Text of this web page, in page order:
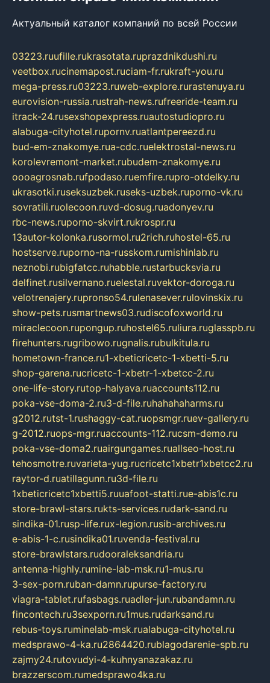
Актуальный каталог компаний по всей России
03223.ruufille.rukrasotata.ruprazdnikdushi.ru
veetbox.rucinemapost.ruciam-fr.rukraft-you.ru
mega-press.ru03223.ruweb-explore.rurastenuya.ru
eurovision-russia.rustrah-news.rufreeride-team.ru
itrack-24.rusexshopexpress.ruautostudiopro.ru
alabuga-cityhotel.rupornv.ruatlantpereezd.ru
bud-em-znakomye.rua-cdc.ruelektrostal-news.ru
korolevremont-market.rubudem-znakomye.ru
oooagrosnab.rufpodaso.ruemfire.rupro-otdelky.ru
ukrasotki.ruseksuzbek.ruseks-uzbek.ruporno-vk.ru
sovratili.ruolecoon.ruvd-dosug.ruadonyev.ru
rbc-news.ruporno-skvirt.rukrospr.ru
13autor-kolonka.rusormol.ru2rich.ruhostel-65.ru
hostserve.ruporno-na-russkom.rumishinlab.ru
neznobi.rubigfatcc.ruhabble.rustarbucksvia.ru
delfinet.rusilvernano.ruelestal.ruvektor-doroga.ru
velotrenajery.rupronso54.rulenasever.rulovinskix.ru
show-pets.rusmartnews03.rudiscofoxworld.ru
miraclecoon.rupongup.ruhostel65.ruliura.ruglasspb.ru
firehunters.rugribowo.rugnalis.rubulkitula.ru
hometown-france.ru1-xbeticricetc-1-xbetti-5.ru
shop-garena.rucricetc-1-xbetr-1-xbetcc-2.ru
one-life-story.rutop-halyava.ruaccounts112.ru
poka-vse-doma-2.ru3-d-file.ruhahahaharms.ru
g2012.rutst-1.rushaggy-cat.ruopsmgr.ruev-gallery.ru
g-2012.ruops-mgr.ruaccounts-112.rucsm-demo.ru
poka-vse-doma2.ruairgungames.ruallseo-host.ru
tehosmotre.ruvarieta-yug.rucricetc1xbetr1xbetcc2.ru
raytor-d.ruatillagunn.ru3d-file.ru
1xbeticricetc1xbetti5.ruuafoot-statti.rue-abis1c.ru
store-brawl-stars.rukts-services.rudark-sand.ru
sindika-01.rusp-life.rux-legion.rusib-archives.ru
e-abis-1-c.rusindika01.ruvenda-festival.ru
store-brawlstars.rudooraleksandria.ru
antenna-highly.rumine-lab-msk.ru1-mus.ru
3-sex-porn.ruban-damn.rupurse-factory.ru
viagra-tablet.rufasbags.ruadler-jun.rubandamn.ru
fincontech.ru3sexporn.ru1mus.rudarksand.ru
rebus-toys.ruminelab-msk.rualabuga-cityhotel.ru
medsprawo-4-ka.ru2864420.rublagodarenie-spb.ru
zajmy24.rutovudyi-4-kuhnyanazakaz.ru
brazzerscom.rumedsprawo4ka.ru